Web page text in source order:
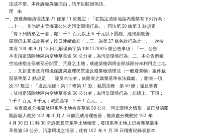
    法或不當。本件訴願為無理由，請予以駁回等語。
    理    由
一、按廢棄物清理法第 27 條第 11 款規定：「在指定清除地區內嚴禁有下列行為：
    …十一、其他經主管機關公告之污染環境行為。」同法第 50 條第 3  款規定：
    「有下列情形之一者，處 l  千 2  百元以上 6  千元以下罰鍰。經限期改善，
    屆期仍未完成改善者，按日連續處罰：…三、為第 27 條各款行為之一。」次按
    本府 100  年 9  月 15 日北府環衛字第 1001278925 號公告事項：「一、公告
    本市指定清除地區內空地草長逾 50 公分者，為污染環境行為。二、本公告所稱
    空地係指全部或部分閒置、荒廢之土地，或建築物四周全部或部分未利用之土地
    。」又新北市政府環境保護局處理民眾違反廢棄物清理法（一般廢棄物）案件裁
    罰基準第 2  點規定：「違反本法者，依附表之裁量基準依法裁處。」附表一項
    次 32 規定：「違反法條：第 27 條第 11 款；裁罰法條：第 50 條；違反事實
    ：於指定清除地區內空地草長逾 50 公分者，為污染環境行為；罰鍰上、下限：
    1 千 2  百元- 6 千元；裁罰基準：2 千 4  百元。」
二、卷查原處分機關發現系爭土地有長草逾 50 公分、污染環境之情形，業已發函限
    期訴願人應於 102  年 4  月 2  日前完成清理改善，惟原處分機關於 102  年
    4 月 30 日 11 時 30 分許派員至系爭土地稽查，發現系爭土地上仍有雜草叢生
    草長逾 50 公分、污染環境之情形，此有 102  年 4  月 30 日稽查紀錄表影本